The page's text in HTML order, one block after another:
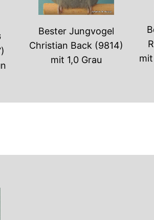
Bester Jungvogel
Christian Back (9814)
mit 1,0 Grau